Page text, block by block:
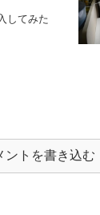
してみた
ントを書き込む